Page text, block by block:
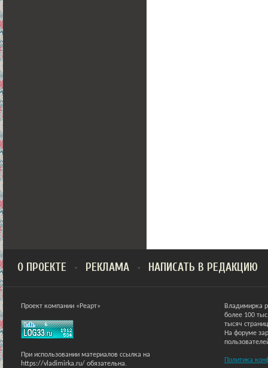
О ПРОЕКТЕ РЕКЛАМА НАПИСАТЬ В РЕДАКЦИЮ
Проект компании «Реарт»
При использовании материалов ссылка на
https://vladimirka.ru/ обязательна.
Владимирка
более 100
тысяч
На форуме
Политика